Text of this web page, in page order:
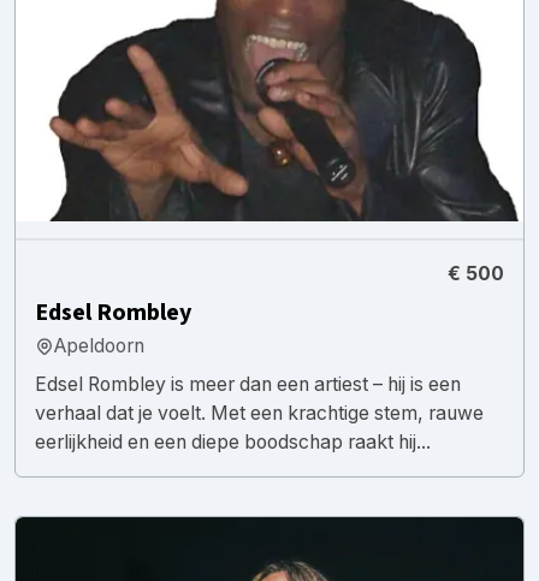
€ 500
Edsel Rombley
Apeldoorn
Edsel Rombley is meer dan een artiest – hij is een
verhaal dat je voelt. Met een krachtige stem, rauwe
eerlijkheid en een diepe boodschap raakt hij...